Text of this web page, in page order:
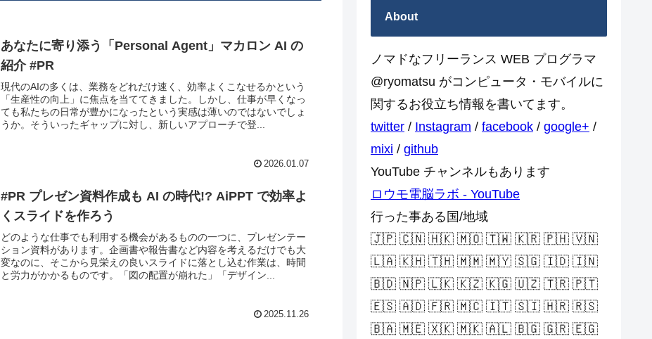
あなたに寄り添う「Personal Agent」マカロン AI の
紹介 #PR
現代のAIの多くは、業務をどれだけ速く、効率よくこなせるかという
「生産性の向上」に焦点を当ててきました。しかし、仕事が早くなっ
ても私たちの日常が豊かになったという実感は薄いのではないでしょ
うか。そういったギャップに対し、新しいアプローチで登...
2026.01.07
#PR プレゼン資料作成も AI の時代!? AiPPT で効率よ
くスライドを作ろう
どのような仕事でも利用する機会があるものの一つに、プレゼンテー
ション資料があります。企画書や報告書など内容を考えるだけでも大
変なのに、そこから見栄えの良いスライドに落とし込む作業は、時間
と労力がかかるものです。「図の配置が崩れた」「デザイン...
2025.11.26
About
ノマドなフリーランス WEB プログラマ
@ryomatsu がコンピュータ・モバイルに
関するお役立ち情報を書いてます。
twitter / Instagram / facebook / google+ /
mixi / github
YouTube チャンネルもあります
ロウモ電脳ラボ - YouTube
行った事ある国/地域
🇯🇵 🇨🇳 🇭🇰 🇲🇴 🇹🇼 🇰🇷 🇵🇭 🇻🇳
🇱🇦 🇰🇭 🇹🇭 🇲🇲 🇲🇾 🇸🇬 🇮🇩 🇮🇳
🇧🇩 🇳🇵 🇱🇰 🇰🇿 🇰🇬 🇺🇿 🇹🇷 🇵🇹
🇪🇸 🇦🇩 🇫🇷 🇲🇨 🇮🇹 🇸🇮 🇭🇷 🇷🇸
🇧🇦 🇲🇪 🇽🇰 🇲🇰 🇦🇱 🇧🇬 🇬🇷 🇪🇬